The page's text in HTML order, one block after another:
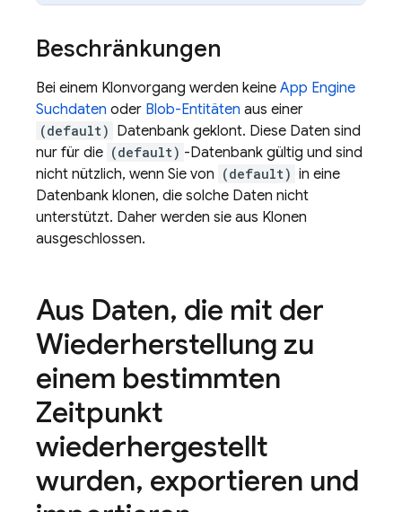
Beschränkungen
Bei einem Klonvorgang werden keine App Engine
Suchdaten oder Blob-Entitäten aus einer
(default) Datenbank geklont. Diese Daten sind
nur für die (default) -Datenbank gültig und sind
nicht nützlich, wenn Sie von (default) in eine
Datenbank klonen, die solche Daten nicht
unterstützt. Daher werden sie aus Klonen
ausgeschlossen.
Aus Daten, die mit der
Wiederherstellung zu
einem bestimmten
Zeitpunkt
wiederhergestellt
wurden, exportieren und